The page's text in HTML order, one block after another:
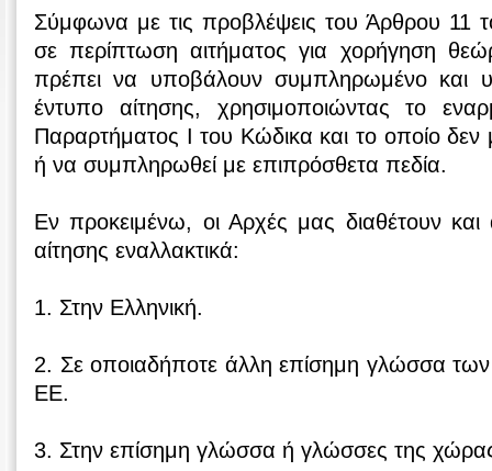
Σύμφωνα με τις προβλέψεις του Άρθρου 11
σε περίπτωση αιτήματος για χορήγηση
πρέπει να υποβάλουν συμπληρωμένο και
έντυπο αίτησης, χρησιμοποιώντας το
Παραρτήματος Ι του Κώδικα και το οποίο δεν
ή να συμπληρωθεί με επιπρόσθετα πεδία.
Εν προκειμένω, οι Αρχές μας διαθέτουν και
αίτησης εναλλακτικά:
1. Στην Ελληνική.
2. Σε οποιαδήποτε άλλη επίσημη γλώσσα
ΕΕ.
3. Στην επίσημη γλώσσα ή γλώσσες της